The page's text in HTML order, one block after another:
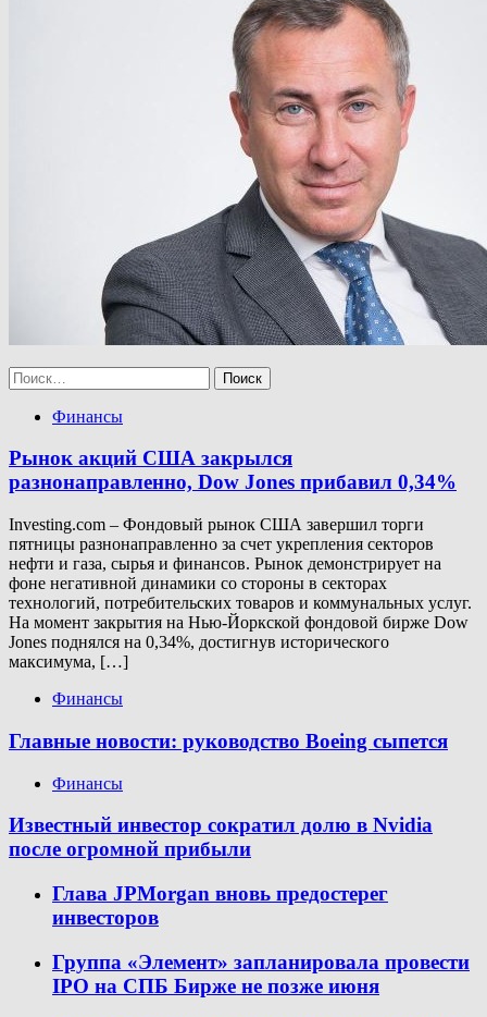
Найти:
Финансы
Рынок акций США закрылся
разнонаправленно, Dow Jones прибавил 0,34%
Investing.com – Фондовый рынок США завершил торги
пятницы разнонаправленно за счет укрепления секторов
нефти и газа, сырья и финансов. Рынок демонстрирует на
фоне негативной динамики со стороны в секторах
технологий, потребительских товаров и коммунальных услуг.
На момент закрытия на Нью-Йоркской фондовой бирже Dow
Jones поднялся на 0,34%, достигнув исторического
максимума, […]
Финансы
Главные новости: руководство Boeing сыпется
Финансы
Известный инвестор сократил долю в Nvidia
после огромной прибыли
Глава JPMorgan вновь предостерег
инвесторов
Группа «Элемент» запланировала провести
IPO на СПБ Бирже не позже июня